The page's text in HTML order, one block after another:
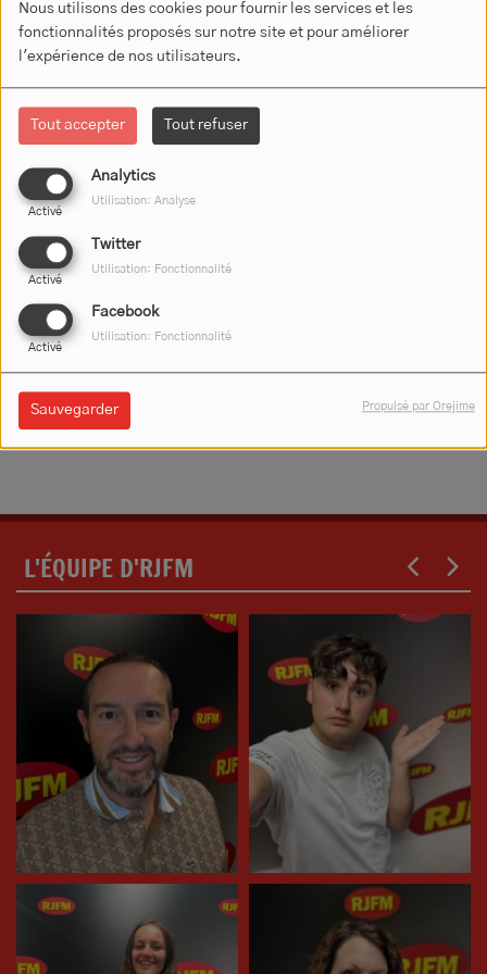
Nous utilisons des cookies pour fournir les services et les
fonctionnalités proposés sur notre site et pour améliorer
l'expérience de nos utilisateurs.
Tout accepter Tout refuser
Analytics
Activé
Utilisation: Analyse
Twitter
Activé
Utilisation: Fonctionnalité
Facebook
Activé
Utilisation: Fonctionnalité
Sauvegarder Propulsé par Orejime
Montluçon et dans son agglomération)
à l'occasion de "Mai à
vélo".
L'ÉQUIPE D'RJFM